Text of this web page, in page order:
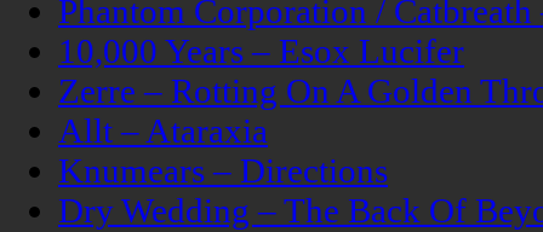
Phantom Corporation /
10,000 Years – Esox Lucifer
Zerre – Rotting On A Golden
Allt – Ataraxia
Knumears – Directions
Dry Wedding – The Back Of